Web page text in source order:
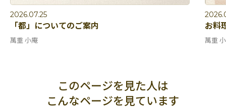
2026.07.25
「都」についてのご案内
萬重 小庵
お料
萬重
このページを見た人は
こんなページを見ています